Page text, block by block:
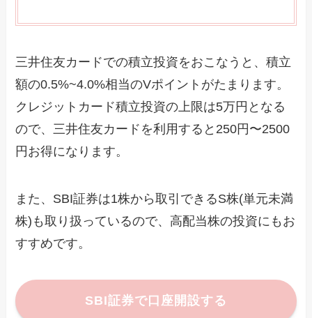
三井住友カードでの積立投資をおこなうと、積立
額の0.5%~4.0%相当のVポイントがたまります。
クレジットカード積立投資の上限は5万円となる
ので、三井住友カードを利用すると250円〜2500
円お得になります。
また、SBI証券は1株から取引できるS株(単元未満
株)も取り扱っているので、高配当株の投資にもお
すすめです。
SBI証券で口座開設する